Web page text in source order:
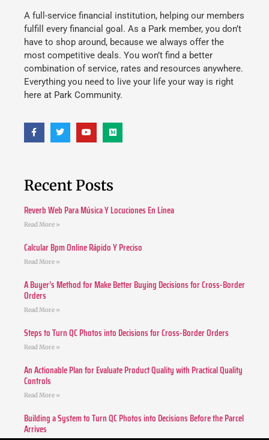
A full-service financial institution, helping our members
fulfill every financial goal. As a Park member, you don’t
have to shop around, because we always offer the
most competitive deals. You won’t find a better
combination of service, rates and resources anywhere.
Everything you need to live your life your way is right
here at Park Community.
Recent Posts
Reverb Web Para Música Y Locuciones En Línea
Read More »
Calcular Bpm Online Rápido Y Preciso
Read More »
A Buyer’s Method for Make Better Buying Decisions for Cross-Border
Orders
Read More »
Steps to Turn QC Photos into Decisions for Cross-Border Orders
Read More »
An Actionable Plan for Evaluate Product Quality with Practical Quality
Controls
Read More »
Building a System to Turn QC Photos into Decisions Before the Parcel
Arrives